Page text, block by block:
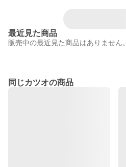
最近見た商品
販売中の最近見た商品はありません。
同じカツオの商品